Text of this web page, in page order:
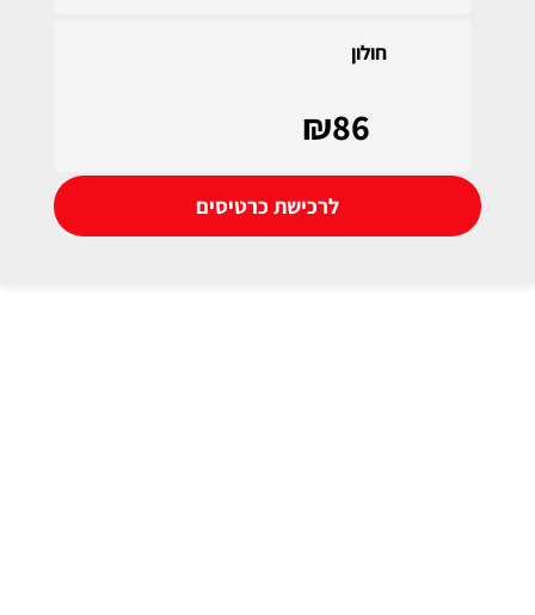
חולון
₪86
לרכישת כרטיסים